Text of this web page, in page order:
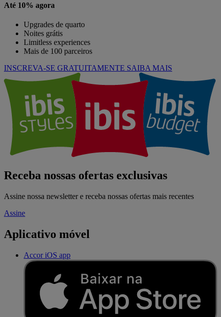
Até 10% agora
Upgrades de quarto
Noites grátis
Limitless experiences
Mais de 100 parceiros
INSCREVA-SE GRATUITAMENTE SAIBA MAIS
Receba nossas ofertas exclusivas
Assine nossa newsletter e receba nossas ofertas mais recentes
Assine
Aplicativo móvel
Accor iOS app